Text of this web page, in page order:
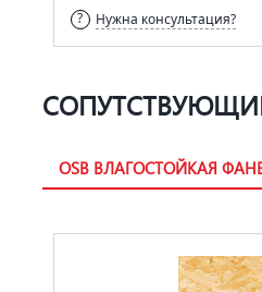
Нужна консультация?
OSB ВЛАГОСТОЙКАЯ